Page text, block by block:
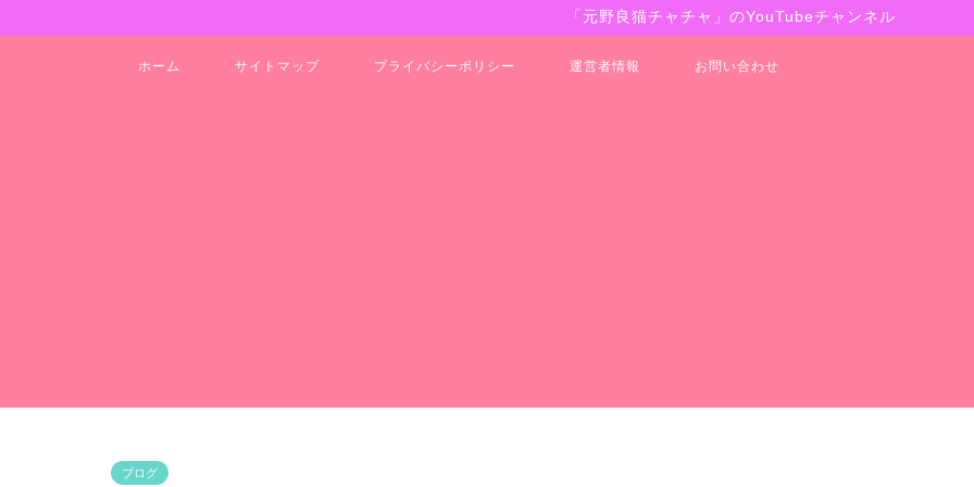
「元野良猫チャチャ」のYouTubeチャンネル
ホーム サイトマップ プライバシーポリシー 運営者情報 お問い合わせ
ブログ